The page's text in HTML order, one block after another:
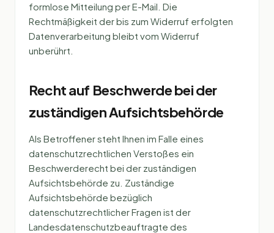
formlose Mitteilung per E-Mail. Die
Rechtmäßigkeit der bis zum Widerruf erfolgten
Datenverarbeitung bleibt vom Widerruf
unberührt.
Recht auf Beschwerde bei der
zuständigen Aufsichtsbehörde
Als Betroffener steht Ihnen im Falle eines
datenschutzrechtlichen Verstoßes ein
Beschwerderecht bei der zuständigen
Aufsichtsbehörde zu. Zuständige
Aufsichtsbehörde bezüglich
datenschutzrechtlicher Fragen ist der
Landesdatenschutzbeauftragte des